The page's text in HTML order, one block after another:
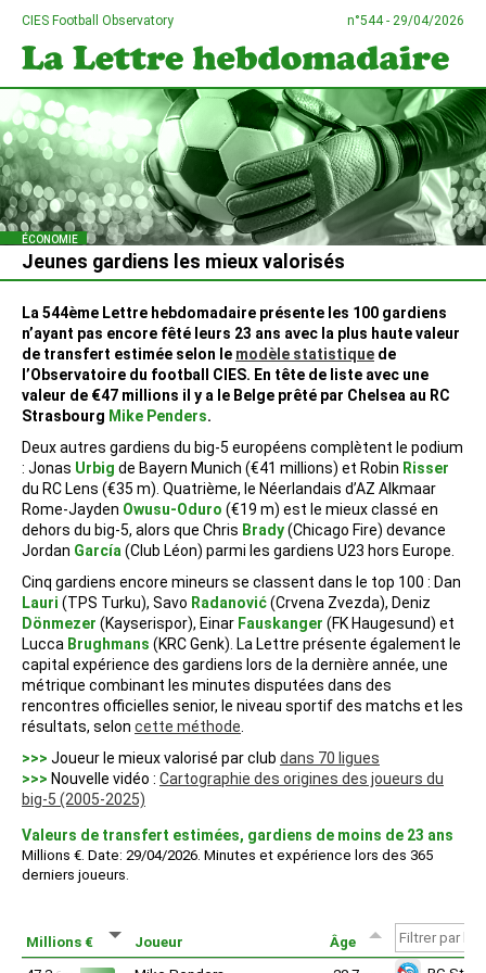
CIES Football Observatory n°544 - 29/04/2026
ÉCONOMIE
Jeunes gardiens les mieux valorisés
La 544ème Lettre hebdomadaire présente les 100 gardiens
n’ayant pas encore fêté leurs 23 ans avec la plus haute valeur
de transfert estimée selon le modèle statistique de
l’Observatoire du football CIES. En tête de liste avec une
valeur de €47 millions il y a le Belge prêté par Chelsea au RC
Strasbourg Mike Penders.
Deux autres gardiens du big-5 européens complètent le podium
: Jonas Urbig de Bayern Munich (€41 millions) et Robin Risser
du RC Lens (€35 m). Quatrième, le Néerlandais d’AZ Alkmaar
Rome-Jayden Owusu-Oduro (€19 m) est le mieux classé en
dehors du big-5, alors que Chris Brady(Chicago Fire) devance
Jordan García (Club Léon) parmi les gardiens U23 hors Europe.
Cinq gardiens encore mineurs se classent dans le top 100 : Dan
Lauri (TPS Turku), Savo Radanović(Crvena Zvezda), Deniz
Dönmezer (Kayserispor), Einar Fauskanger (FK Haugesund) et
Lucca Brughmans (KRC Genk). La Lettre présente également le
capital expérience des gardiens lors de la dernière année, une
métrique combinant les minutes disputées dans des
rencontres officielles senior, le niveau sportif des matchs et les
résultats, selon cette méthode
>>> Joueur le mieux valorisé par club dans 70 ligues
>>> Nouvelle vidéo : Cartographie des origines des joueurs du
big-5 (2005-2025)
Valeurs de transfert estimées, gardiens de moins de 23 ans
Millions €. Date: 29/04/2026. Minutes et expérience lors des 365
derniers joueurs.
Millions € Joueur
Âge